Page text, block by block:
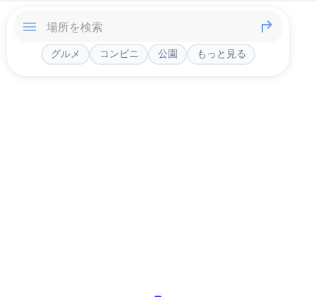
グルメ コンビニ 公園 もっと見る